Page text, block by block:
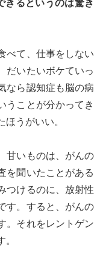
きるというのは驚き
べて、仕事をしない
だいたいボケていっ
なら認知症も脳の病
うことが分かってき
うがいい。
甘いものは、がんの
を聞いたことがある
つけるのに、放射性
す。すると、がんの
。それをレントゲン